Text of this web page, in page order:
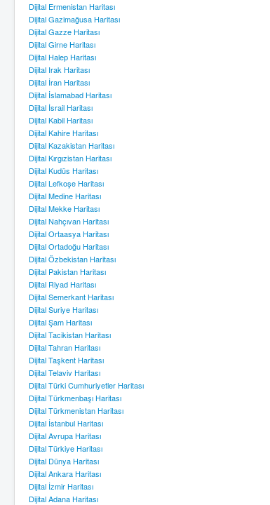
Dijital Ermenistan Haritası
Dijital Gazimağusa Haritası
Dijital Gazze Haritası
Dijital Girne Haritası
Dijital Halep Haritası
Dijital Irak Haritası
Dijital İran Haritası
Dijital İslamabad Haritası
Dijital İsrail Haritası
Dijital Kabil Haritası
Dijital Kahire Haritası
Dijital Kazakistan Haritası
Dijital Kırgızistan Haritası
Dijital Kudüs Haritası
Dijital Lefkoşe Haritası
Dijital Medine Haritası
Dijital Mekke Haritası
Dijital Nahçıvan Haritası
Dijital Ortaasya Haritası
Dijital Ortadoğu Haritası
Dijital Özbekistan Haritası
Dijital Pakistan Haritası
Dijital Riyad Haritası
Dijital Semerkant Haritası
Dijital Suriye Haritası
Dijital Şam Haritası
Dijital Tacikistan Haritası
Dijital Tahran Haritası
Dijital Taşkent Haritası
Dijital Telaviv Haritası
Dijital Türki Cumhuriyetler Haritası
Dijital Türkmenbaşı Haritası
Dijital Türkmenistan Haritası
Dijital İstanbul Haritası
Dijital Avrupa Haritası
Dijital Türkiye Haritası
Dijital Dünya Haritası
Dijital Ankara Haritası
Dijital İzmir Haritası
Dijital Adana Haritası